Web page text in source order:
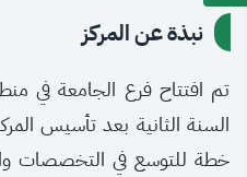
نبذة عن المركز
تم افتتاح فرع الجامعة في
السنة الثانية بعد تأسيس
خطة للتوسع في التخصصات